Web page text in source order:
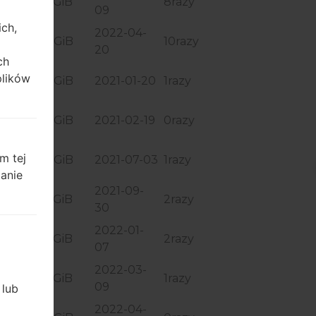
09
2.97 GiB
2022-04-
20
10razy
2.22 GiB 2021-01-20 1razy
2.23 GiB 2021-02-19 0razy
2.23 GiB 2021-07-03 1razy
2.96 GiB
2021-09-
30
2razy
2.96 GiB
2022-01-
07
2razy
2.96 GiB
2022-03-
09
1razy
2022-04-
tej